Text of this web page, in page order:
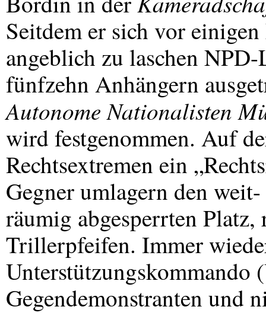
Seitdem er sich vor
angeblich zu laschen NPD-
fünfzehn Anhängern
Autonome Nationalisten
wird festgenommen. Auf
Rechtsextremen ein
Gegner umlagern den weit-
räumig abgesperrten
Trillerpfeifen. Immer
Unterstützungskommando (
Gegendemonstranten und